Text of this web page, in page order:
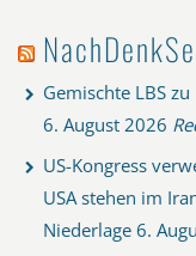
Gemischte LBS
6. August 2026
US-Kongress
USA stehen im
Niederlage 6.